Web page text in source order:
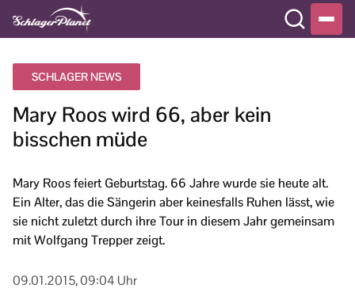
SCHLAGER NEWS
Mary Roos wird 66, aber kein
bisschen müde
Mary Roos feiert Geburtstag. 66 Jahre wurde sie heute alt.
Ein Alter, das die Sängerin aber keinesfalls Ruhen lässt, wie
sie nicht zuletzt durch ihre Tour in diesem Jahr gemeinsam
mit Wolfgang Trepper zeigt.
09.01.2015, 09:04 Uhr